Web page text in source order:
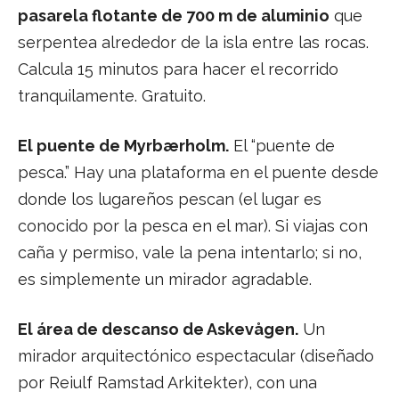
pasarela flotante de 700 m de aluminio que
serpentea alrededor de la isla entre las rocas.
Calcula 15 minutos para hacer el recorrido
tranquilamente. Gratuito.
El puente de Myrbærholm. El “puente de
pesca.” Hay una plataforma en el puente desde
donde los lugareños pescan (el lugar es
conocido por la pesca en el mar). Si viajas con
caña y permiso, vale la pena intentarlo; si no,
es simplemente un mirador agradable.
El área de descanso de Askevågen. Un
mirador arquitectónico espectacular (diseñado
por Reiulf Ramstad Arkitekter), con una